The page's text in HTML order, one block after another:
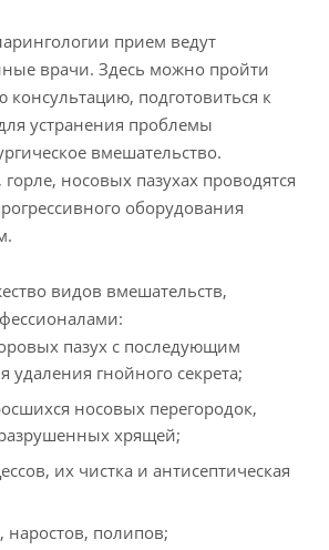
прием ведут
врачи. Здесь можно пройти
консультацию, подготовиться к
устранения проблемы
вмешательство.
носовых пазухах проводятся
оборудования
видов вмешательств,
пазух с последующим
гнойного секрета;
носовых перегородок,
хрящей;
их чистка и антисептическая
наростов, полипов;